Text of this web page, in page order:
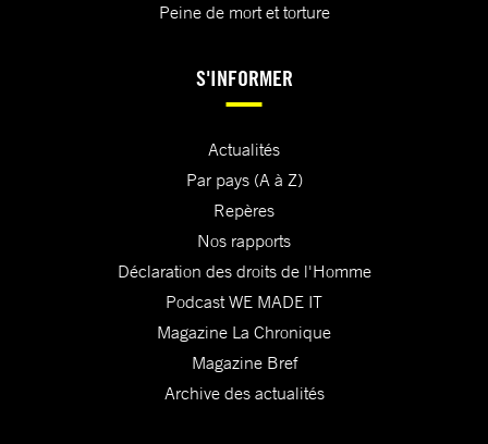
Peine de mort et torture
S'INFORMER
Actualités
Par pays (A à Z)
Repères
Nos rapports
Déclaration des droits de l'Homme
Podcast WE MADE IT
Magazine La Chronique
Magazine Bref
Archive des actualités